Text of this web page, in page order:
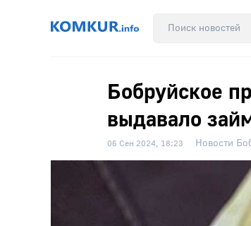
Бобруйское
выдавало
06 Сен 2024, 18:23 Новости